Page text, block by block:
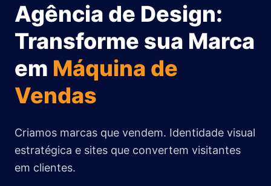
Agência de Design:
Transforme sua Marca
em Máquina de
Vendas
Criamos marcas que vendem. Identidade visual
estratégica e sites que convertem visitantes
em clientes.